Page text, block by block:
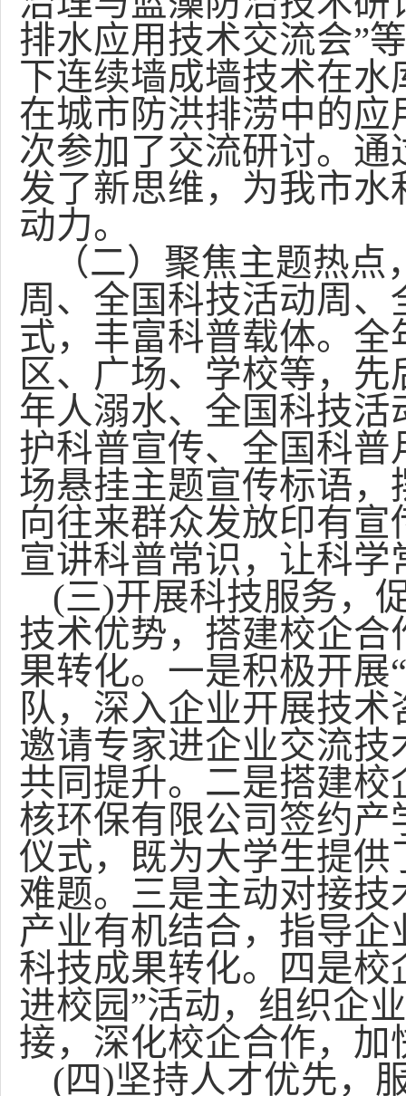
排水应用技术交流会”
下连续墙成墙技术在
在城市防洪排涝中的应
次参加了交流研讨。
发了新思维，为我市
动力。
（二）聚焦主题热
周、全国科技活动周
式，丰富科普载体。
区、广场、学校等，
年人溺水、全国科技
护科普宣传、全国科普
场悬挂主题宣传标语
向往来群众发放印有
宣讲科普常识，让科学
(三)开展科技服务，
技术优势，搭建校企
果转化。一是积极开展
队，深入企业开展技
邀请专家进企业交流
共同提升。二是搭建
核环保有限公司签约
仪式，既为大学生提
难题。三是主动对接
产业有机结合，指导
科技成果转化。四是
进校园”活动，组织企
接，深化校企合作，
(四)坚持人才优先，